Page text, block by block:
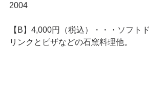
2004
【B】4,000円（税込）・・・ソフトド
リンクとピザなどの石窯料理他。